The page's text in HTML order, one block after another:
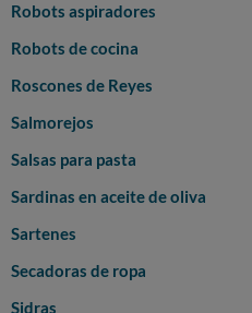
Robots aspiradores
Robots de cocina
Roscones de Reyes
Salmorejos
Salsas para pasta
Sardinas en aceite de oliva
Sartenes
Secadoras de ropa
Sidras